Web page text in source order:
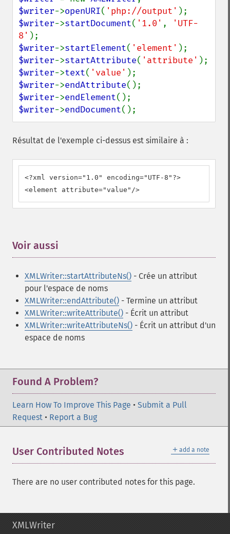
$writer->openURI( 'php://output'
$writer->startDocument( '1.0' ,
'UTF-
8'
$writer->startElement( 'element'
$writer->startAttribute( 'attribute'
$writer->text( 'value'
$writer->endAttribute
$writer->endElement
$writer->endDocument();
Résultat de l'exemple ci-dessus est similaire à :
<?xml version="1.0" encoding="UTF-8"?>
<element attribute="value"/>
Voir aussi
XMLWriter::startAttributeNs() - Crée un attribut
pour l'espace de noms
XMLWriter::endAttribute() - Termine un attribut
XMLWriter::writeAttribute() - Écrit un attribut
XMLWriter::writeAttributeNs() - Écrit un attribut d'un
espace de noms
Found A Problem?
Learn How To Improve This Page • Submit a Pull
Request • Report a Bug
＋ add a note
User Contributed Notes
There are no user contributed notes for this page.
XMLWriter